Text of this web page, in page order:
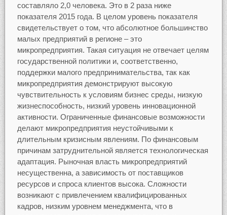
составляло 2,0 человека. Это в 2 раза ниже
показателя 2015 года. В целом уровень показателя
свидетельствует о том, что абсолютное большинство
малых предприятий в регионе – это
микропредприятия. Такая ситуация не отвечает целям
государственной политики и, соответственно,
поддержки малого предпринимательства, так как
микропредприятия демонстрируют высокую
чувствительность к условиям бизнес среды, низкую
жизнеспособность, низкий уровень инновационной
активности. Ограниченные финансовые возможности
делают микропредприятия неустойчивыми к
длительным кризисным явлениям. По финансовым
причинам затруднительной является технологическая
адаптация. Рыночная власть микропредприятий
несущественна, а зависимость от поставщиков
ресурсов и спроса клиентов высока. Сложности
возникают с привлечением квалифицированных
кадров, низким уровнем менеджмента, что в